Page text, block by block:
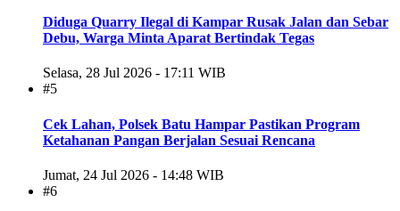
Diduga Quarry Ilegal di Kampar Rusak Jalan dan Sebar
Debu, Warga Minta Aparat Bertindak Tegas
Selasa, 28 Jul 2026 - 17:11 WIB
#5
Cek Lahan, Polsek Batu Hampar Pastikan Program
Ketahanan Pangan Berjalan Sesuai Rencana
Jumat, 24 Jul 2026 - 14:48 WIB
#6